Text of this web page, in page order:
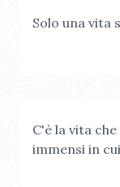
Solo una vita
C'è la vita
immensi in